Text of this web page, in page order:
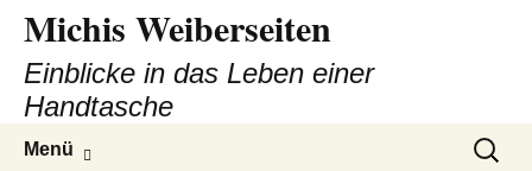
Michis Weiberseiten
Einblicke in das Leben einer
Handtasche
Menü
Suchen
nach: